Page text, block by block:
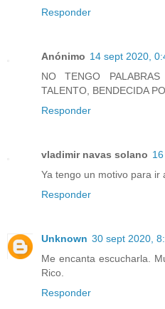
Responder
Anónimo 14 sept 2020,
NO TENGO
TALENTO, BENDECIDA
Responder
vladimir navas solano
Ya tengo un motivo para ir
Responder
Unknown 30 sept 2020,
Me encanta escucharla.
Rico.
Responder